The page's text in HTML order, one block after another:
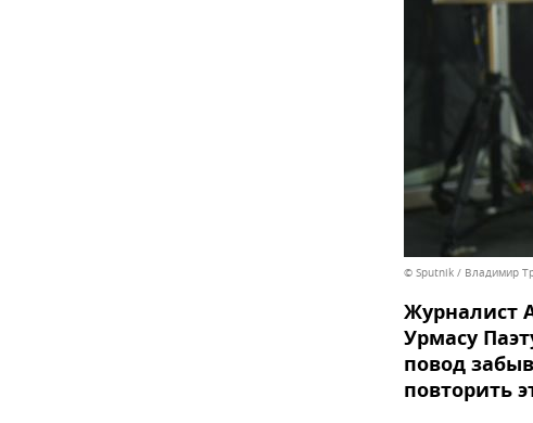
© Sputnik / Владимир
Журналист
Урмасу
повод
повторить